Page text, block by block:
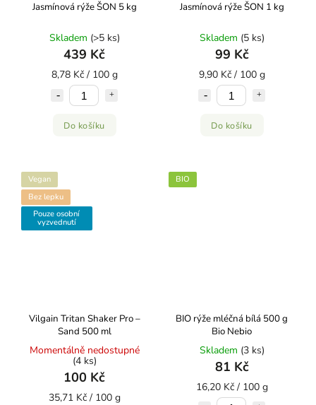
Jasmínová rýže ŠON 5 kg
Skladem (>5 ks)
439 Kč
8,78 Kč / 100 g
Do košíku
Jasmínová rýže ŠON 1 kg
Skladem (5 ks)
99 Kč
9,90 Kč / 100 g
Do košíku
Vegan
Bez lepku
Pouze osobní
vyzvednutí
Vilgain Tritan Shaker Pro –
Sand 500 ml
Momentálně nedostupné
(4 ks)
100 Kč
35,71 Kč / 100 g
BIO
BIO rýže mléčná bílá 500 g
Bio Nebio
Skladem (3 ks)
81 Kč
16,20 Kč / 100 g